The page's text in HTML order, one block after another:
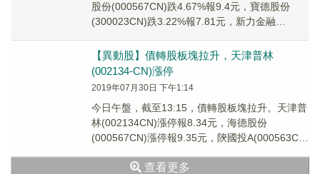
股份(000567CN)跌4.67%報9.4元，寶德股份
(300023CN)跌3.22%報7.81元，新力金融
【異動股】債轉股板塊拉升，天津普林
(002134-CN)漲停
2019年07月30日 下午1:14
今日午盤，截至13:15，債轉股板塊拉升。天津普
林(002134CN)漲停報8.34元，海德股份
(000567CN)漲停報9.35元，陝國投A(000563CN)
查看更多